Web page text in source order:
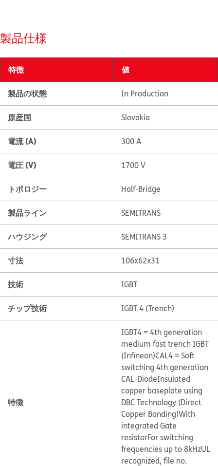
製品仕様
特徴 値
製品の状態 In Production
原産国 Slovakia
電流 (A) 300 A
電圧 (V) 1700 V
トポロジー Half-Bridge
製品ライン SEMITRANS
ハウジング SEMITRANS 3
寸法 106x62x31
技術 IGBT
チップ技術 IGBT 4 (Trench)
特徴
IGBT4 = 4th generation
medium fast trench IGBT
(Infineon)CAL4 = Soft
switching 4th generation
CAL-DiodeInsulated
copper baseplate using
DBC Technology (Direct
Copper Bonding)With
integrated Gate
resistorFor switching
frequencies up to 8kHzUL
recognized, file no.